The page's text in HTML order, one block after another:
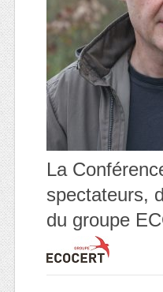
La
spectateurs,
du groupe